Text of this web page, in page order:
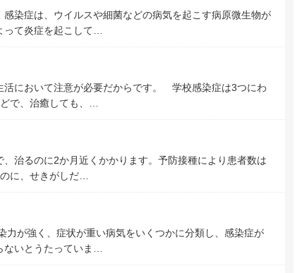
染症は、ウイルスや細菌などの病気を起こす病原微生物が
て炎症を起こして…
において注意が必要だからです。 学校感染症は3つにわ
で、治癒しても、…
治るのに2か月近くかかります。予防接種により患者数は
に、せきがしだ…
が強く、症状が重い病気をいくつかに分類し、感染症が
いとうたっていま…